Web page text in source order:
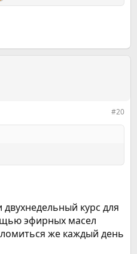
#20
курс для
эфирных масел
же каждый день